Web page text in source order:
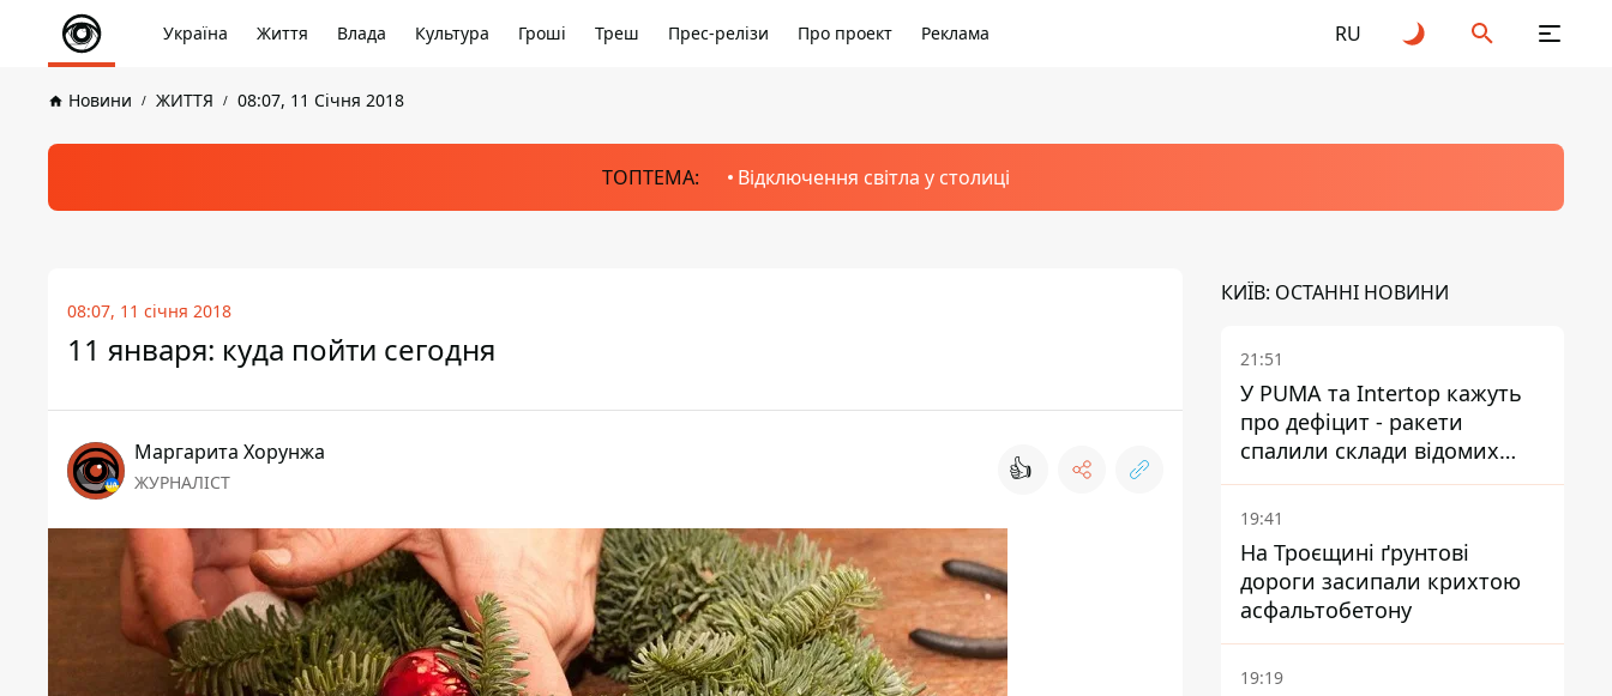
Україна Життя Влада Культура Гроші Треш Прес-релізи Про проект Реклама RU
Новини ЖИТТЯ 08:07, 11 Січня 2018
ТОПТЕМА: Відключення світла у столиці
08:07, 11 січня 2018
11 января: куда пойти сегодня
Маргарита Хорунжа
ЖУРНАЛІСТ 👍
КИЇВ: ОСТАННІ НОВИНИ
21:51
У PUMA та Intertop кажуть
про дефіцит - ракети
спалили склади відомих
брендів
19:41
На Троєщині ґрунтові
дороги засипали крихтою
асфальтобетону
19:19